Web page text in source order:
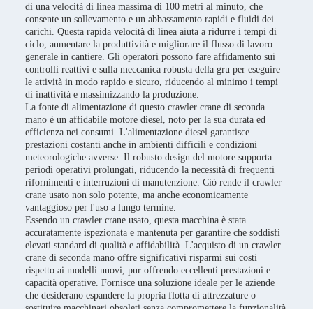
di una velocità di linea massima di 100 metri al minuto, che
consente un sollevamento e un abbassamento rapidi e fluidi dei
carichi. Questa rapida velocità di linea aiuta a ridurre i tempi di
ciclo, aumentare la produttività e migliorare il flusso di lavoro
generale in cantiere. Gli operatori possono fare affidamento sui
controlli reattivi e sulla meccanica robusta della gru per eseguire
le attività in modo rapido e sicuro, riducendo al minimo i tempi
di inattività e massimizzando la produzione.
La fonte di alimentazione di questo crawler crane di seconda
mano è un affidabile motore diesel, noto per la sua durata ed
efficienza nei consumi. L'alimentazione diesel garantisce
prestazioni costanti anche in ambienti difficili e condizioni
meteorologiche avverse. Il robusto design del motore supporta
periodi operativi prolungati, riducendo la necessità di frequenti
rifornimenti e interruzioni di manutenzione. Ciò rende il crawler
crane usato non solo potente, ma anche economicamente
vantaggioso per l'uso a lungo termine.
Essendo un crawler crane usato, questa macchina è stata
accuratamente ispezionata e mantenuta per garantire che soddisfi
elevati standard di qualità e affidabilità. L'acquisto di un crawler
crane di seconda mano offre significativi risparmi sui costi
rispetto ai modelli nuovi, pur offrendo eccellenti prestazioni e
capacità operative. Fornisce una soluzione ideale per le aziende
che desiderano espandere la propria flotta di attrezzature o